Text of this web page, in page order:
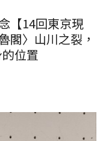
【14回東京現
閣〉山川之裂，
位置